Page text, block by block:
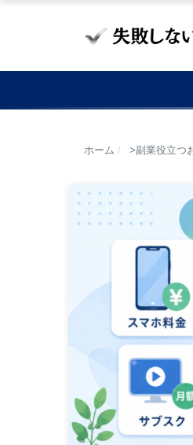
ホーム / 副業役立つ